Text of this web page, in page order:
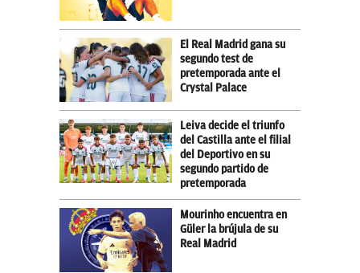
El Real Madrid gana su
segundo test de
pretemporada ante el
Crystal Palace
Leiva decide el triunfo
del Castilla ante el filial
del Deportivo en su
segundo partido de
pretemporada
Mourinho encuentra en
Güler la brújula de su
Real Madrid